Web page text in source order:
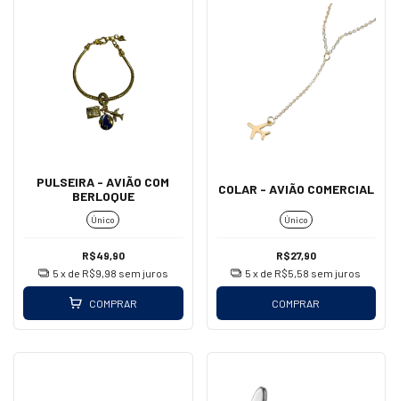
PULSEIRA - AVIÃO COM
BERLOQUE
Único
R$49,90
5 x de R$9,98 sem juros
COMPRAR
COLAR - AVIÃO COMERCIAL
Único
R$27,90
5 x de R$5,58 sem juros
COMPRAR